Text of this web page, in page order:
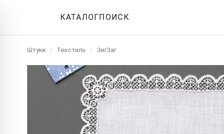
КАТАЛОГПОИСК
Штуки / Текстиль / ЗигЗаг